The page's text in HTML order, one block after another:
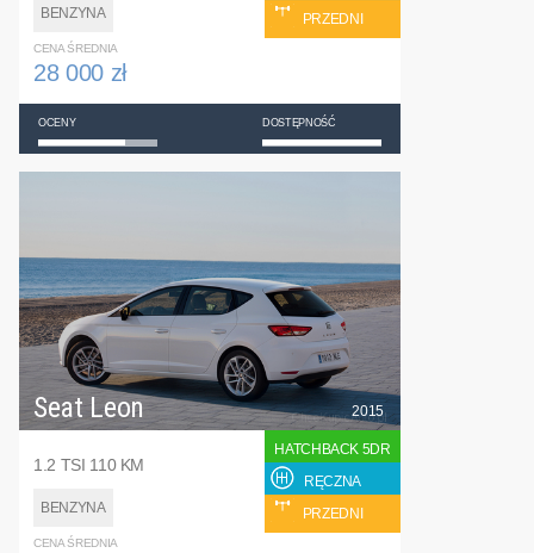
BENZYNA
PRZEDNI
CENA ŚREDNIA
28 000 zł
OCENY DOSTĘPNOŚĆ
Seat Leon
1.2 TSI 110 KM
BENZYNA
2015
HATCHBACK 5DR
RĘCZNA
PRZEDNI
CENA ŚREDNIA